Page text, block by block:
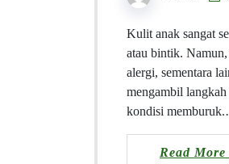
Kulit anak sangat
atau bintik.
alergi, sementara
mengambil langkah
kondisi
Read More